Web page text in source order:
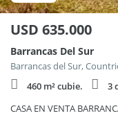
USD 635.000
Barrancas Del Sur
460 m² cubie.
3
CASA EN VENTA